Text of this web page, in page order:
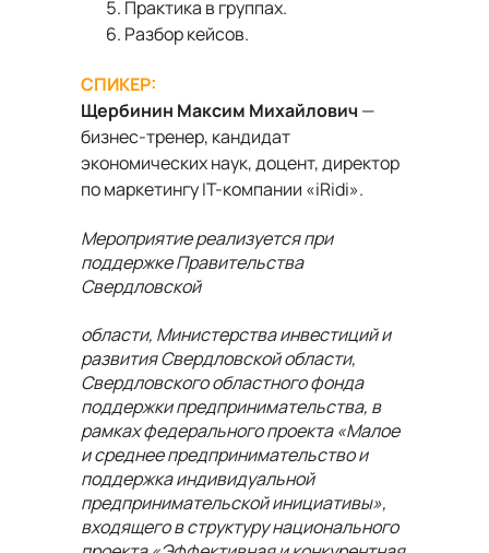
Практика в группах.
Разбор кейсов.
СПИКЕР:
Щербинин Максим Михайлович —
бизнес-тренер, кандидат
экономических наук, доцент, директор
по маркетингу IT-компании «iRidi».
Мероприятие реализуется при
поддержке Правительства
Свердловской
области, Министерства инвестиций и
развития Свердловской области,
Свердловского областного фонда
поддержки предпринимательства, в
рамках федерального проекта «Малое
и среднее предпринимательство и
поддержка индивидуальной
предпринимательской инициативы»,
входящего в структуру национального